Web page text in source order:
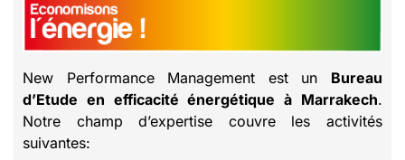
New Performance Management est un Bureau
d’Etude en efficacité énergétique à Marrakech.
Notre champ d’expertise couvre les activités
suivantes: